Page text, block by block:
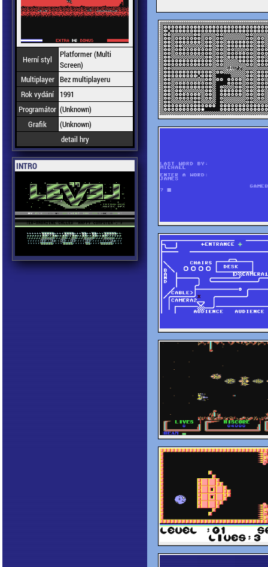
Herní styl
Platformer (Multi
Screen)
Multiplayer Bez multiplayeru
Rok vydání
1991
Programátor (Unknown)
Grafik
(Unknown)
detail hry
INTRO